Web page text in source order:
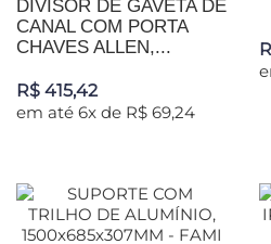
DIVISOR DE GAVETA DE
CANAL COM PORTA
CHAVES ALLEN,...
R$ 415,42
em até 6x de R$ 69,24